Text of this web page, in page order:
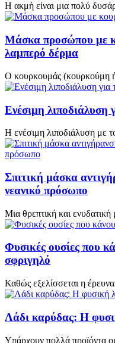
Η ακμή είναι μια πολύ
Μάσκα προσώπου με
λαμπερό δέρμα
Ο κουρκουμάς (κουρκούμη
Ενέσιμη λιποδιάλυση
Η ενέσιμη λιποδιάλυση με
Σπιτική μάσκα
νεανικό πρόσωπο
Μια θρεπτική και
Φυσικές ουσίες που
σφριγηλό
Καθώς εξελίσσεται η
Λάδι καρύδας: Η
Υπάρχουν πολλά προϊόντα